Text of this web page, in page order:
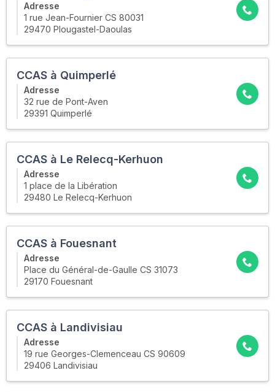
Adresse
1 rue Jean-Fournier CS 80031
29470 Plougastel-Daoulas
CCAS à Quimperlé
Adresse
32 rue de Pont-Aven
29391 Quimperlé
CCAS à Le Relecq-Kerhuon
Adresse
1 place de la Libération
29480 Le Relecq-Kerhuon
CCAS à Fouesnant
Adresse
Place du Général-de-Gaulle CS 31073
29170 Fouesnant
CCAS à Landivisiau
Adresse
19 rue Georges-Clemenceau CS 90609
29406 Landivisiau